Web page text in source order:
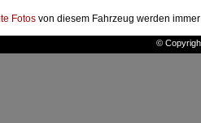
Fotos von diesem Fahrzeug werden
©